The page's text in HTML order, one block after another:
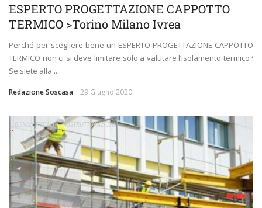
ESPERTO PROGETTAZIONE CAPPOTTO
TERMICO >Torino Milano Ivrea
Perché per scegliere bene un ESPERTO PROGETTAZIONE CAPPOTTO
TERMICO non ci si deve limitare solo a valutare l’isolamento termico?
Se siete alla ...
Redazione Soscasa 29 Giugno 2020
BONUS FISCALI RISTRUTTURAZIONI